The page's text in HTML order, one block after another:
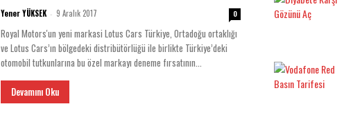
Yener YÜKSEK - 9 Aralık 2017 0
Royal Motors'un yeni markasi Lotus Cars Türkiye, Ortadoğu ortaklığı
ve Lotus Cars’ın bölgedeki distribütörlüğü ile birlikte Türkiye’deki
otomobil tutkunlarına bu özel markayı deneme fırsatının...
Devamını Oku